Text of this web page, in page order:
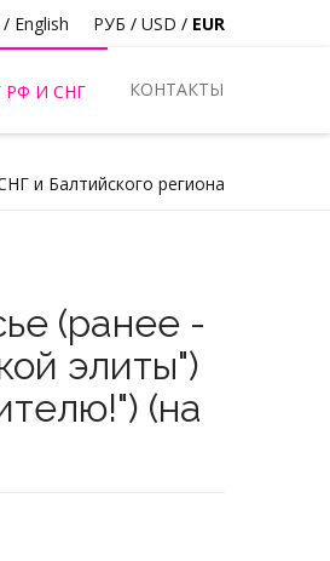
РУБ / USD / EUR
/ English
РФ И СНГ КОНТАКТЫ
и Балтийского региона
(ранее -
элиты")
(на